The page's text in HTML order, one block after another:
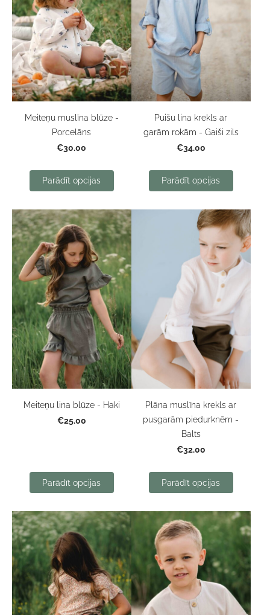
Meiteņu muslīna blūze -
Porcelāns
€30.00
Parādīt opcijas
Puišu lina krekls ar
garām rokām - Gaiši zils
€34.00
Parādīt opcijas
Meiteņu lina blūze - Haki
€25.00
Parādīt opcijas
Plāna muslīna krekls ar
pusgarām piedurknēm -
Balts
€32.00
Parādīt opcijas